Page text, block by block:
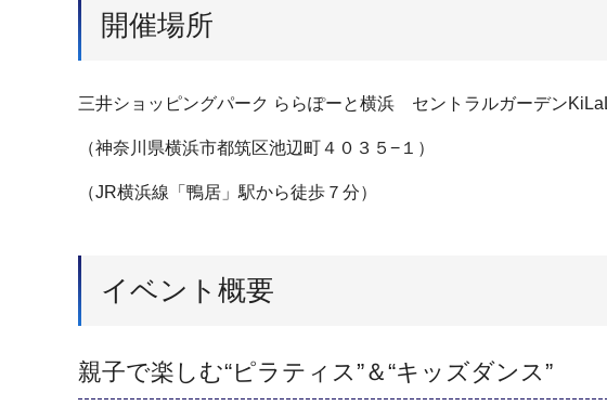
開催場所
三井ショッピングパーク ららぽーと横浜 セントラルガーデン
（神奈川県横浜市都筑区池辺町４０３５−１）
（JR横浜線「鴨居」駅から徒歩７分）
イベント概要
親子で楽しむ“ピラティス”＆“キッズダンス”